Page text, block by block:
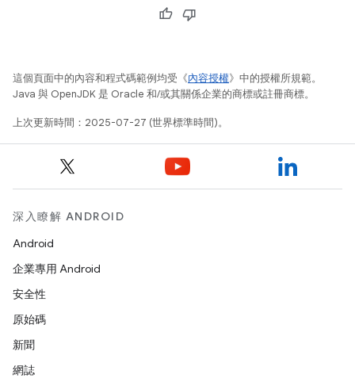
這個頁面中的內容和程式碼範例均受《內容授權》中的授權所規範。
Java 與 OpenJDK 是 Oracle 和/或其關係企業的商標或註冊商標。
上次更新時間：2025-07-27 (世界標準時間)。
深入瞭解 ANDROID
Android
企業專用 Android
安全性
原始碼
新聞
網誌